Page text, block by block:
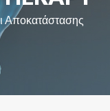
Αποκατάστασης